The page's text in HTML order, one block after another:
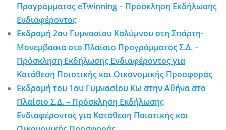
Προγράμματος eTwinning – Πρόσκληση Εκδήλωσης
Ενδιαφέροντος
Εκδρομή 2ου Γυμνασίου Καλύμνου στη Σπάρτη-
Μονεμβασιά στο Πλαίσιο Προγράμματος Σ.Δ. –
Πρόσκληση Εκδήλωσης Ενδιαφέροντος για
Κατάθεση Ποιοτικής και Οικονομικής Προσφοράς
Εκδρομή του 1ου Γυμνασίου Κω στην Αθήνα στο
Πλαίσιο Σ.Δ. – Πρόσκληση Εκδήλωσης
Ενδιαφέροντος για Κατάθεση Ποιοτικής και